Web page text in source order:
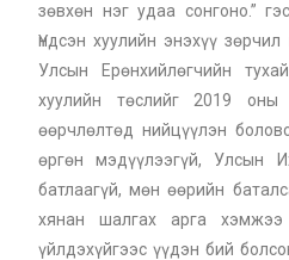
зөвхөн нэг удаа сонгоно.”
Үндсэн хуулийн энэхүү
Улсын Ерөнхийлөгчийн
хуулийн төслийг 2019 оны
өөрчлөлтөд нийцүүлэн
өргөн мэдүүлээгүй, Улсын
батлаагүй, мөн өөрийн
хянан шалгах арга хэмжээ
үйлдэхүйгээс үүдэн бий